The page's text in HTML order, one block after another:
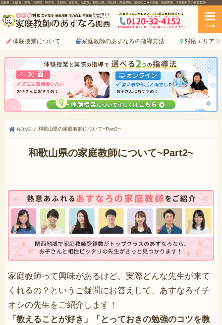
大阪府、大阪市、堺市、兵庫県、神戸市、京都府、奈良県、滋賀県、和歌山県、岡山県｜高校受験、勉強のニガテ克服、発達障害、不登校対応の家庭教師
menu
体験授業について 家庭教師のあすなろの指導方法 対応エリア
HOME 和歌山県の家庭教師について~Part2~
和歌山県の家庭教師について~Part2~
家庭教師って興味があるけど、実際どんな先生が来て
くれるの？というご疑問にお答えして、あすなろイチ
オシの先生をご紹介します！
「教えることが好き」「とっておきの勉強のコツを教